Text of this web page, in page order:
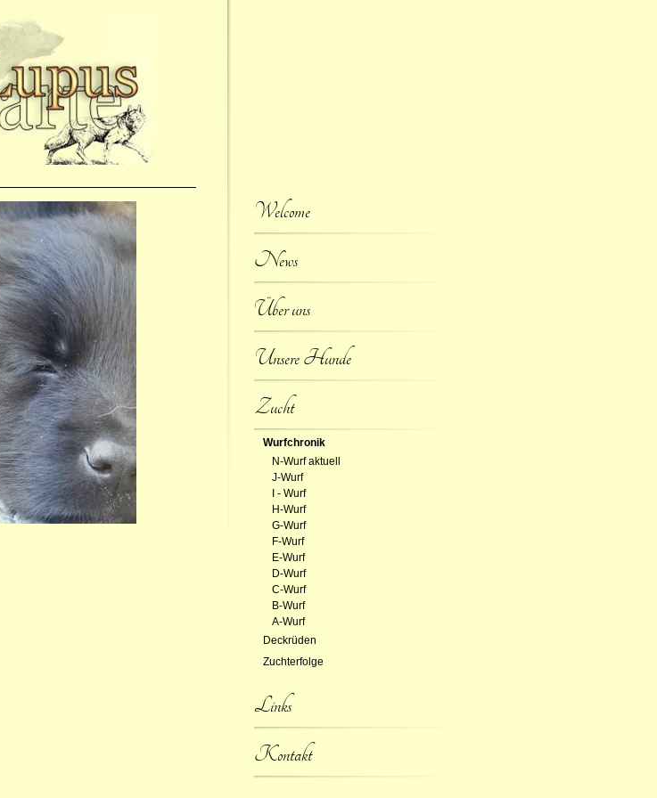
Welcome
News
Über uns
Unsere Hunde
Zucht
Wurfchronik
N-Wurf aktuell
J-Wurf
I - Wurf
H-Wurf
G-Wurf
F-Wurf
E-Wurf
D-Wurf
C-Wurf
B-Wurf
A-Wurf
Deckrüden
Zuchterfolge
Links
Kontakt